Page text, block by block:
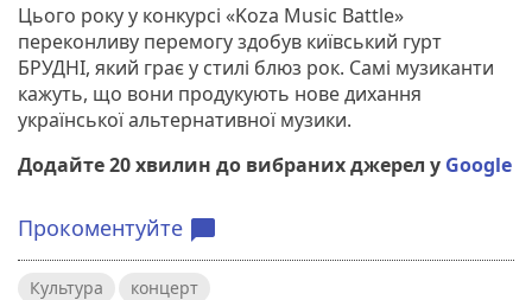
Цього року у конкурсі «Koza Music Battle»
переконливу перемогу здобув київський гурт
БРУДНІ, який грає у стилі блюз рок. Самі музиканти
кажуть, що вони продукують нове дихання
української альтернативної музики.
Додайте 20 хвилин до вибраних джерел у Google
Прокоментуйте chat_bubble
Культура концерт